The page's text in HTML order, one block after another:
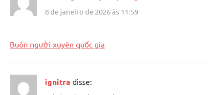
8 de janeiro de 2026 às 11:59
Buôn người xuyên quốc gia
ignitra disse: